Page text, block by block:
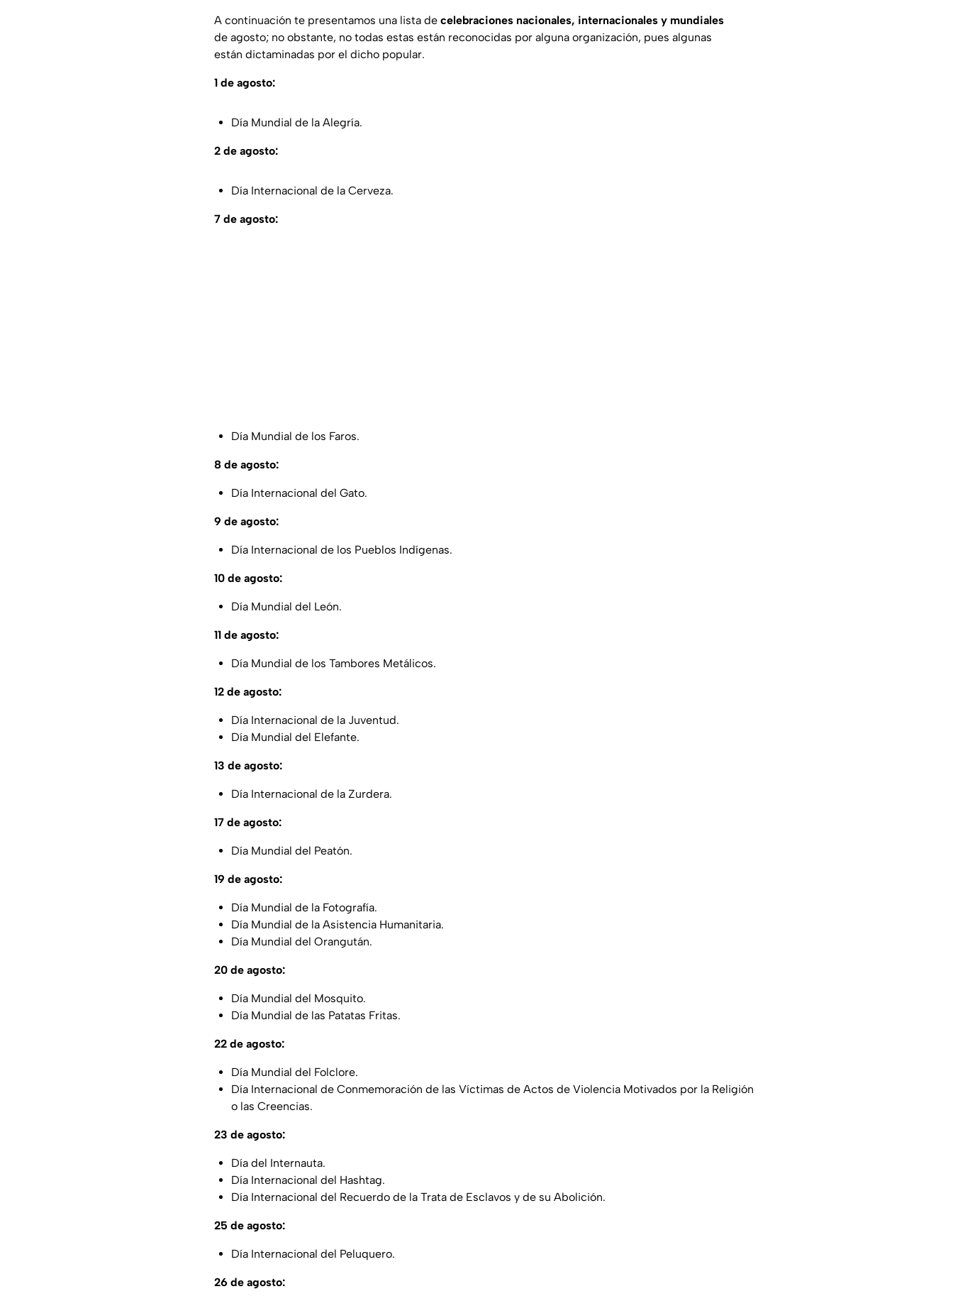
A continuación te presentamos una lista de celebraciones nacionales, internacionales y mundiales
de agosto; no obstante, no todas estas están reconocidas por alguna organización, pues algunas
están dictaminadas por el dicho popular.
1 de agosto:
Día Mundial de la Alegría.
2 de agosto:
Día Internacional de la Cerveza.
7 de agosto:
Día Mundial de los Faros.
8 de agosto:
Día Internacional del Gato.
9 de agosto:
Día Internacional de los Pueblos Indígenas.
10 de agosto:
Día Mundial del León.
11 de agosto:
Día Mundial de los Tambores Metálicos.
12 de agosto:
Día Internacional de la Juventud.
Día Mundial del Elefante.
13 de agosto:
Día Internacional de la Zurdera.
17 de agosto:
Día Mundial del Peatón.
19 de agosto:
Día Mundial de la Fotografía.
Día Mundial de la Asistencia Humanitaria.
Día Mundial del Orangután.
20 de agosto:
Día Mundial del Mosquito.
Día Mundial de las Patatas Fritas.
22 de agosto:
Día Mundial del Folclore.
Día Internacional de Conmemoración de las Víctimas de Actos de Violencia Motivados por la Religión
o las Creencias.
23 de agosto:
Día del Internauta.
Día Internacional del Hashtag.
Día Internacional del Recuerdo de la Trata de Esclavos y de su Abolición.
25 de agosto:
Día Internacional del Peluquero.
26 de agosto: